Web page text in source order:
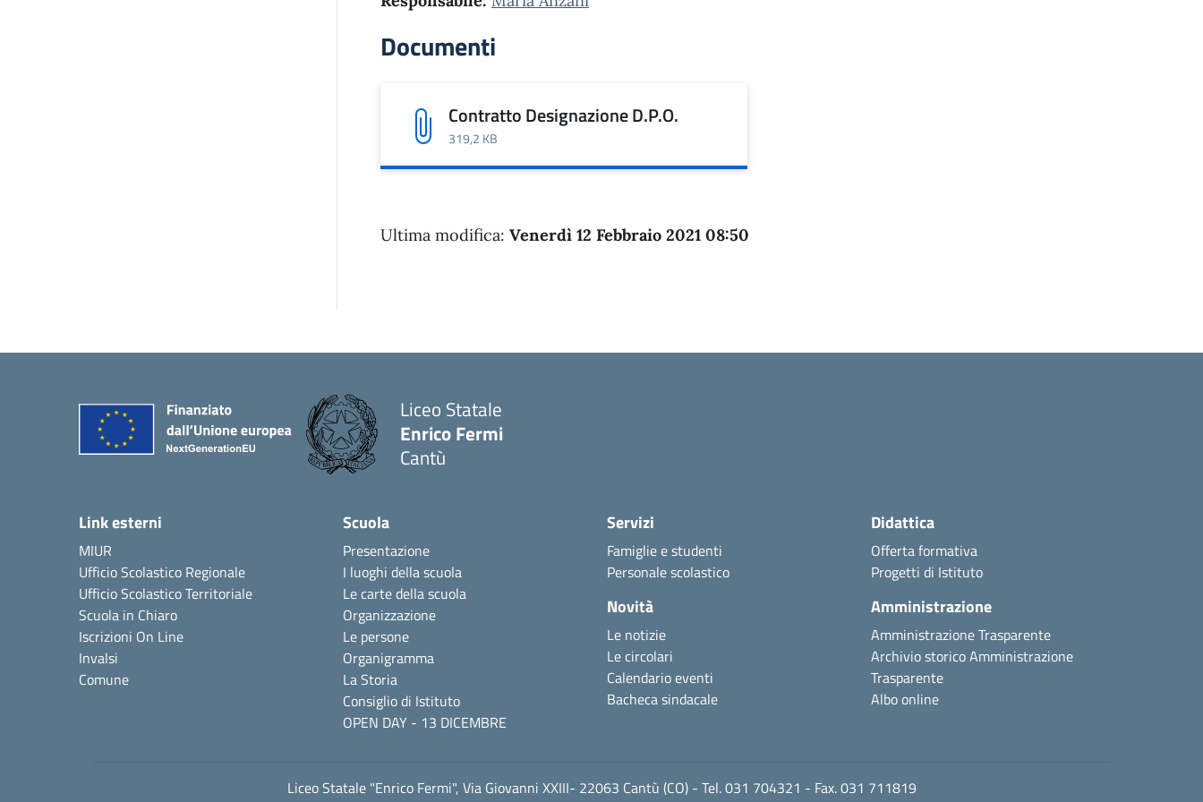
Documenti
Contratto Designazione D.P.O.
319,2 KB
Ultima modifica: Venerdì 12 Febbraio 2021 08:50
Liceo Statale
Enrico Fermi
Cantù
Link esterni
MIUR
Ufficio Scolastico Regionale
Ufficio Scolastico Territoriale
Scuola in Chiaro
Iscrizioni On Line
Invalsi
Comune
Scuola
Presentazione
I luoghi della scuola
Le carte della scuola
Organizzazione
Le persone
Organigramma
La Storia
Consiglio di Istituto
OPEN DAY - 13 DICEMBRE
Servizi
Famiglie e studenti
Personale scolastico
Novità
Le notizie
Le circolari
Calendario eventi
Bacheca sindacale
Didattica
Offerta formativa
Progetti di Istituto
Amministrazione
Amministrazione Trasparente
Archivio storico Amministrazione
Trasparente
Albo online
Liceo Statale "Enrico Fermi", Via Giovanni XXIII- 22063 Cantù (CO) - Tel. 031 704321 - Fax. 031 711819